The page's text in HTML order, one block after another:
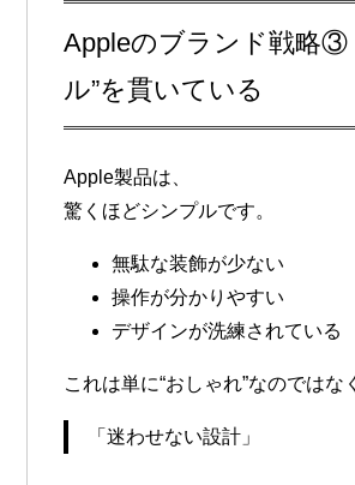
Appleのブランド戦略③
ル”を貫いている
Apple製品は、
驚くほどシンプルです。
無駄な装飾が少ない
操作が分かりやすい
デザインが洗練されている
これは単に“おしゃれ”なのではな
「迷わせない設計」